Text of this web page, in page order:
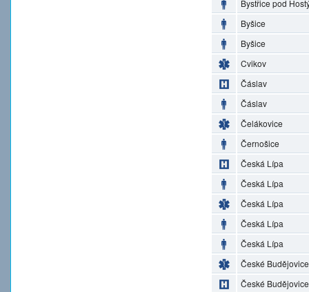
Bystřice pod
Byšice
Byšice
Cvikov
Čáslav
Čáslav
Čelákovice
Černošice
Česká Lípa
Česká Lípa
Česká Lípa
Česká Lípa
Česká Lípa
České Budějovice
České Budějovice